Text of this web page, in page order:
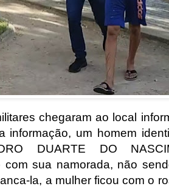
chegaram ao local
informação, um homem
DUARTE DO
com sua namorada, não
la, a mulher ficou com o